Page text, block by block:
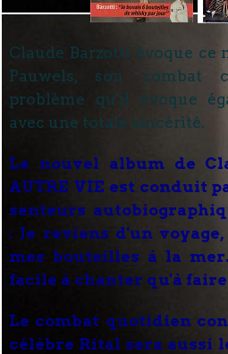
Claude Barzotti évoque ce
Pauwels, son combat
problème qu'il évoque
avec une totale sincérité.
Le nouvel album de
AUTRE VIE est conduit
senteurs
: Je reviens d'un
mes bouteilles à la
facile à chanter qu'à
Le combat quotidien
célèbre Rital sera aussi